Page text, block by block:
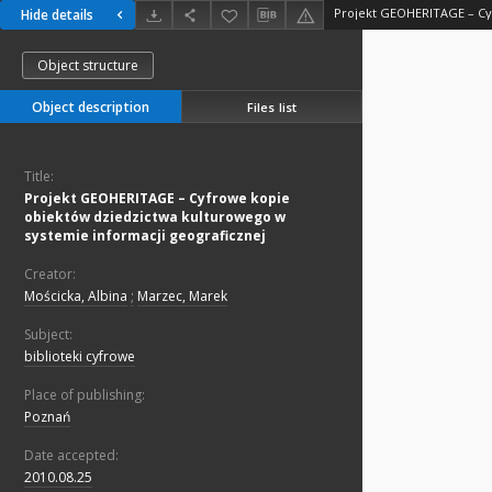
Hide details
Object structure
Object description Files list
Title:
Projekt GEOHERITAGE – Cyfrowe kopie
obiektów dziedzictwa kulturowego w
systemie informacji geograficznej
Creator:
Mościcka, Albina ; Marzec, Marek
Subject:
biblioteki cyfrowe
Place of publishing:
Poznań
Date accepted:
2010.08.25